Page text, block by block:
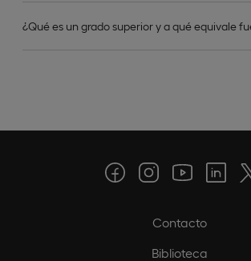
¿Qué es un grado superior y a qué equivale
Contacto
Biblioteca